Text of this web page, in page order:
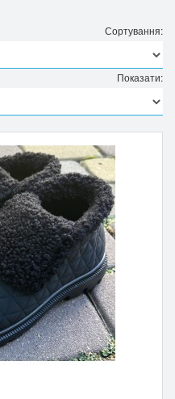
Сортування:
Показати: